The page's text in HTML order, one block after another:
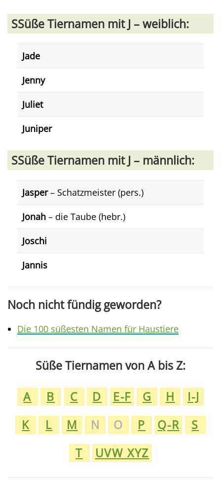
SSüße Tiernamen mit J – weiblich:
Jade
Jenny
Juliet
Juniper
SSüße Tiernamen mit J – männlich:
Jasper– Schatzmeister (pers.)
Jonah – die Taube (hebr.)
Joschi
Jannis
Noch nicht fündig geworden?
Die 100 süßesten Namen für Haustiere
Süße Tiernamen von A bis Z:
A
B C D E-F G H
I-J
K
L M N O P Q-R
S
T
UVW XYZ